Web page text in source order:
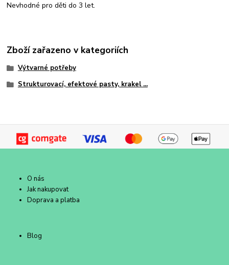
Nevhodné pro děti do 3 let.
Zboží zařazeno v kategoriích
Výtvarné potřeby
Strukturovací, efektové pasty, krakel ...
O nás
Jak nakupovat
Doprava a platba
Blog